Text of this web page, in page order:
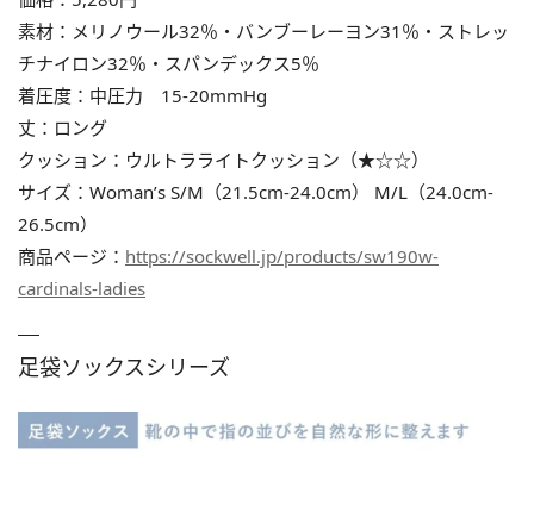
素材：メリノウール32％・バンブーレーヨン31％・ストレッ
チナイロン32％・スパンデックス5％
着圧度：中圧力 15-20mmHg
丈：ロング
クッション：ウルトラライトクッション（★☆☆）
サイズ：Woman’s S/M（21.5cm-24.0cm） M/L（24.0cm-
26.5cm）
商品ページ： https://sockwell.jp/products/sw190w-
cardinals-ladies
足袋ソックスシリーズ